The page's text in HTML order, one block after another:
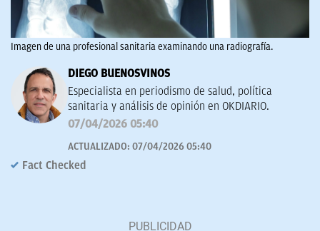
Imagen de una profesional sanitaria examinando una radiografía.
DIEGO BUENOSVINOS
Especialista en periodismo de salud, política
sanitaria y análisis de opinión en OKDIARIO.
07/04/2026 05:40
ACTUALIZADO: 07/04/2026 05:40
Fact Checked